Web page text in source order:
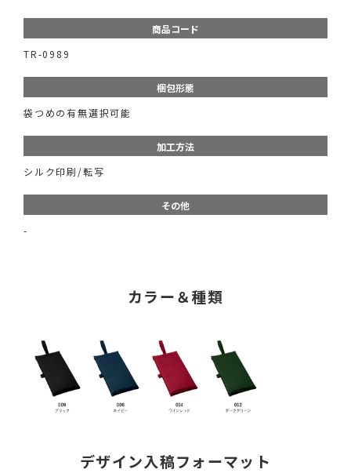
商品コード
TR-0989
梱包形態
袋つめの有無選択可能
加工方法
シルク印刷/転写
その他
-
カラー＆種類
デザイン入稿フォーマット